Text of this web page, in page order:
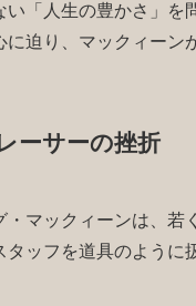
い「人生の豊かさ」を
迫り、マックィーン
ーサーの挫折
・マックィーンは、
ッフを道具のように